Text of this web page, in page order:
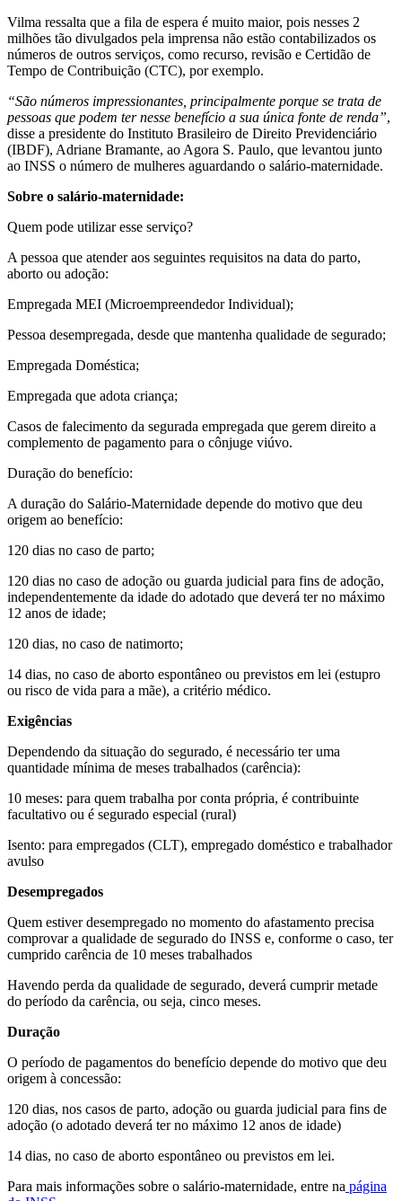
Vilma ressalta que a fila de espera é muito maior, pois nesses 2
milhões tão divulgados pela imprensa não estão contabilizados os
números de outros serviços, como recurso, revisão e Certidão de
Tempo de Contribuição (CTC), por exemplo.
“São números impressionantes, principalmente porque se trata de
pessoas que podem ter nesse benefício a sua única fonte de renda”,
disse a presidente do Instituto Brasileiro de Direito Previdenciário
(IBDF), Adriane Bramante, ao Agora S. Paulo, que levantou junto
ao INSS o número de mulheres aguardando o salário-maternidade.
Sobre o salário-maternidade:
Quem pode utilizar esse serviço?
A pessoa que atender aos seguintes requisitos na data do parto,
aborto ou adoção:
Empregada MEI (Microempreendedor Individual);
Pessoa desempregada, desde que mantenha qualidade de segurado;
Empregada Doméstica;
Empregada que adota criança;
Casos de falecimento da segurada empregada que gerem direito a
complemento de pagamento para o cônjuge viúvo.
Duração do benefício:
A duração do Salário-Maternidade depende do motivo que deu
origem ao benefício:
120 dias no caso de parto;
120 dias no caso de adoção ou guarda judicial para fins de adoção,
independentemente da idade do adotado que deverá ter no máximo
12 anos de idade;
120 dias, no caso de natimorto;
14 dias, no caso de aborto espontâneo ou previstos em lei (estupro
ou risco de vida para a mãe), a critério médico.
Exigências
Dependendo da situação do segurado, é necessário ter uma
quantidade mínima de meses trabalhados (carência):
10 meses: para quem trabalha por conta própria, é contribuinte
facultativo ou é segurado especial (rural)
Isento: para empregados (CLT), empregado doméstico e trabalhador
avulso
Desempregados
Quem estiver desempregado no momento do afastamento precisa
comprovar a qualidade de segurado do INSS e, conforme o caso, ter
cumprido carência de 10 meses trabalhados
Havendo perda da qualidade de segurado, deverá cumprir metade
do período da carência, ou seja, cinco meses.
Duração
O período de pagamentos do benefício depende do motivo que deu
origem à concessão:
120 dias, nos casos de parto, adoção ou guarda judicial para fins de
adoção (o adotado deverá ter no máximo 12 anos de idade)
14 dias, no caso de aborto espontâneo ou previstos em lei.
Para mais informações sobre o salário-maternidade, entre na página